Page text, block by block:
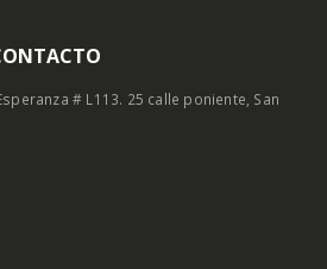
# L113. 25 calle poniente, San